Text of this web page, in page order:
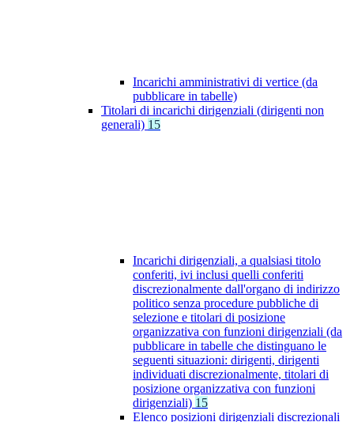
Incarichi amministrativi di vertice (da
pubblicare in tabelle)
Titolari di incarichi dirigenziali (dirigenti non
generali) 15
Incarichi dirigenziali, a qualsiasi titolo
conferiti, ivi inclusi quelli conferiti
discrezionalmente dall'organo di indirizzo
politico senza procedure pubbliche di
selezione e titolari di posizione
organizzativa con funzioni dirigenziali (da
pubblicare in tabelle che distinguano le
seguenti situazioni: dirigenti, dirigenti
individuati discrezionalmente, titolari di
posizione organizzativa con funzioni
dirigenziali) 15
Elenco posizioni dirigenziali discrezionali